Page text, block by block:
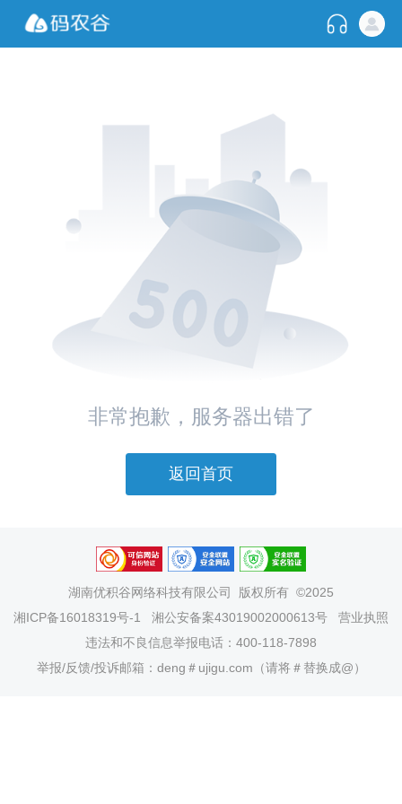
非常抱歉，服务器出错了
返回首页
湖南优积谷网络科技有限公司
版权所有 ©2025
湘ICP备16018319号-1
湘公安备案43019002000613号
营业执照
违法和不良信息举报电话：400-118-7898
举报/反馈/投诉邮箱：deng＃ujigu.com（请将＃替换成@）